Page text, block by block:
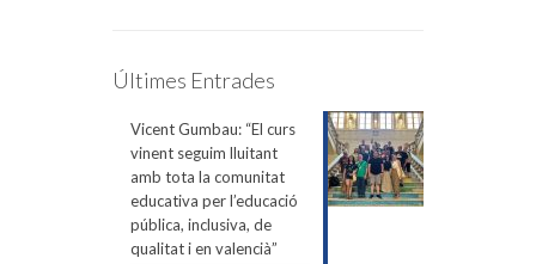
Últimes Entrades
Vicent Gumbau: “El curs
vinent seguim lluitant
amb tota la comunitat
educativa per l’educació
pública, inclusiva, de
qualitat i en valencià”